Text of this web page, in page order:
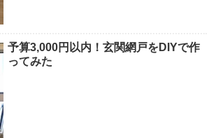
予算3,000円以内！玄関網戸をDIYで作
ってみた